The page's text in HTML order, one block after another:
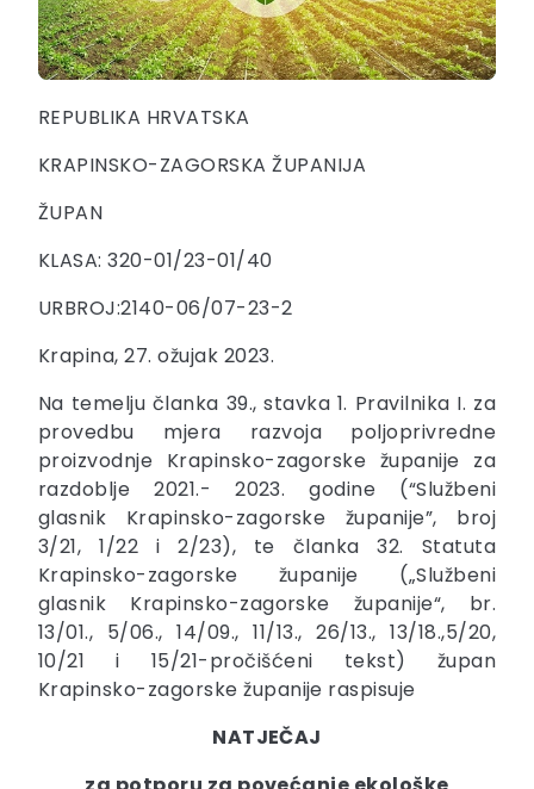
REPUBLIKA HRVATSKA
KRAPINSKO-ZAGORSKA ŽUPANIJA
ŽUPAN
KLASA: 320-01/23-01/40
URBROJ:2140-06/07-23-2
Krapina, 27. ožujak 2023.
Na temelju članka 39., stavka 1. Pravilnika I. za
provedbu mjera razvoja poljoprivredne
proizvodnje Krapinsko-zagorske županije za
razdoblje 2021.- 2023. godine (“Službeni
glasnik Krapinsko-zagorske županije”, broj
3/21, 1/22 i 2/23), te članka 32. Statuta
Krapinsko-zagorske županije („Službeni
glasnik Krapinsko-zagorske županije“, br.
13/01., 5/06., 14/09., 11/13., 26/13., 13/18.,5/20,
10/21 i 15/21-pročišćeni tekst) župan
Krapinsko-zagorske županije raspisuje
NATJEČAJ